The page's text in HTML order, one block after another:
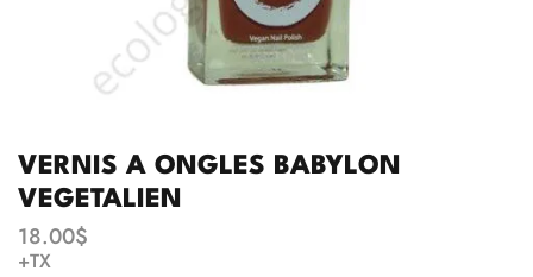
VERNIS A ONGLES BABYLON
VEGETALIEN
18.00$
+TX